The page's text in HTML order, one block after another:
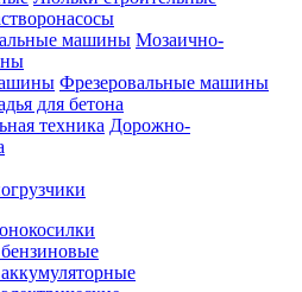
Мозаично-
Фрезеровальные машины
для бетона
Дорожно-